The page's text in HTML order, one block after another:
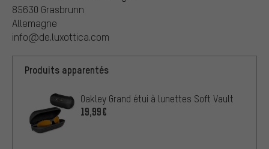
85630 Grasbrunn
Allemagne
info@de.luxottica.com
Produits apparentés
Oakley Grand étui à lunettes Soft Vault
19,99€